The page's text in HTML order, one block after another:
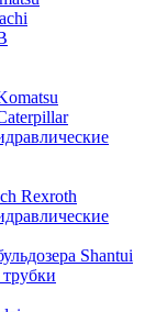
Rexroth
Shantui